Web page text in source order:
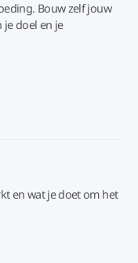
Bouw zelf jouw
je doel en je
en wat je doet om het